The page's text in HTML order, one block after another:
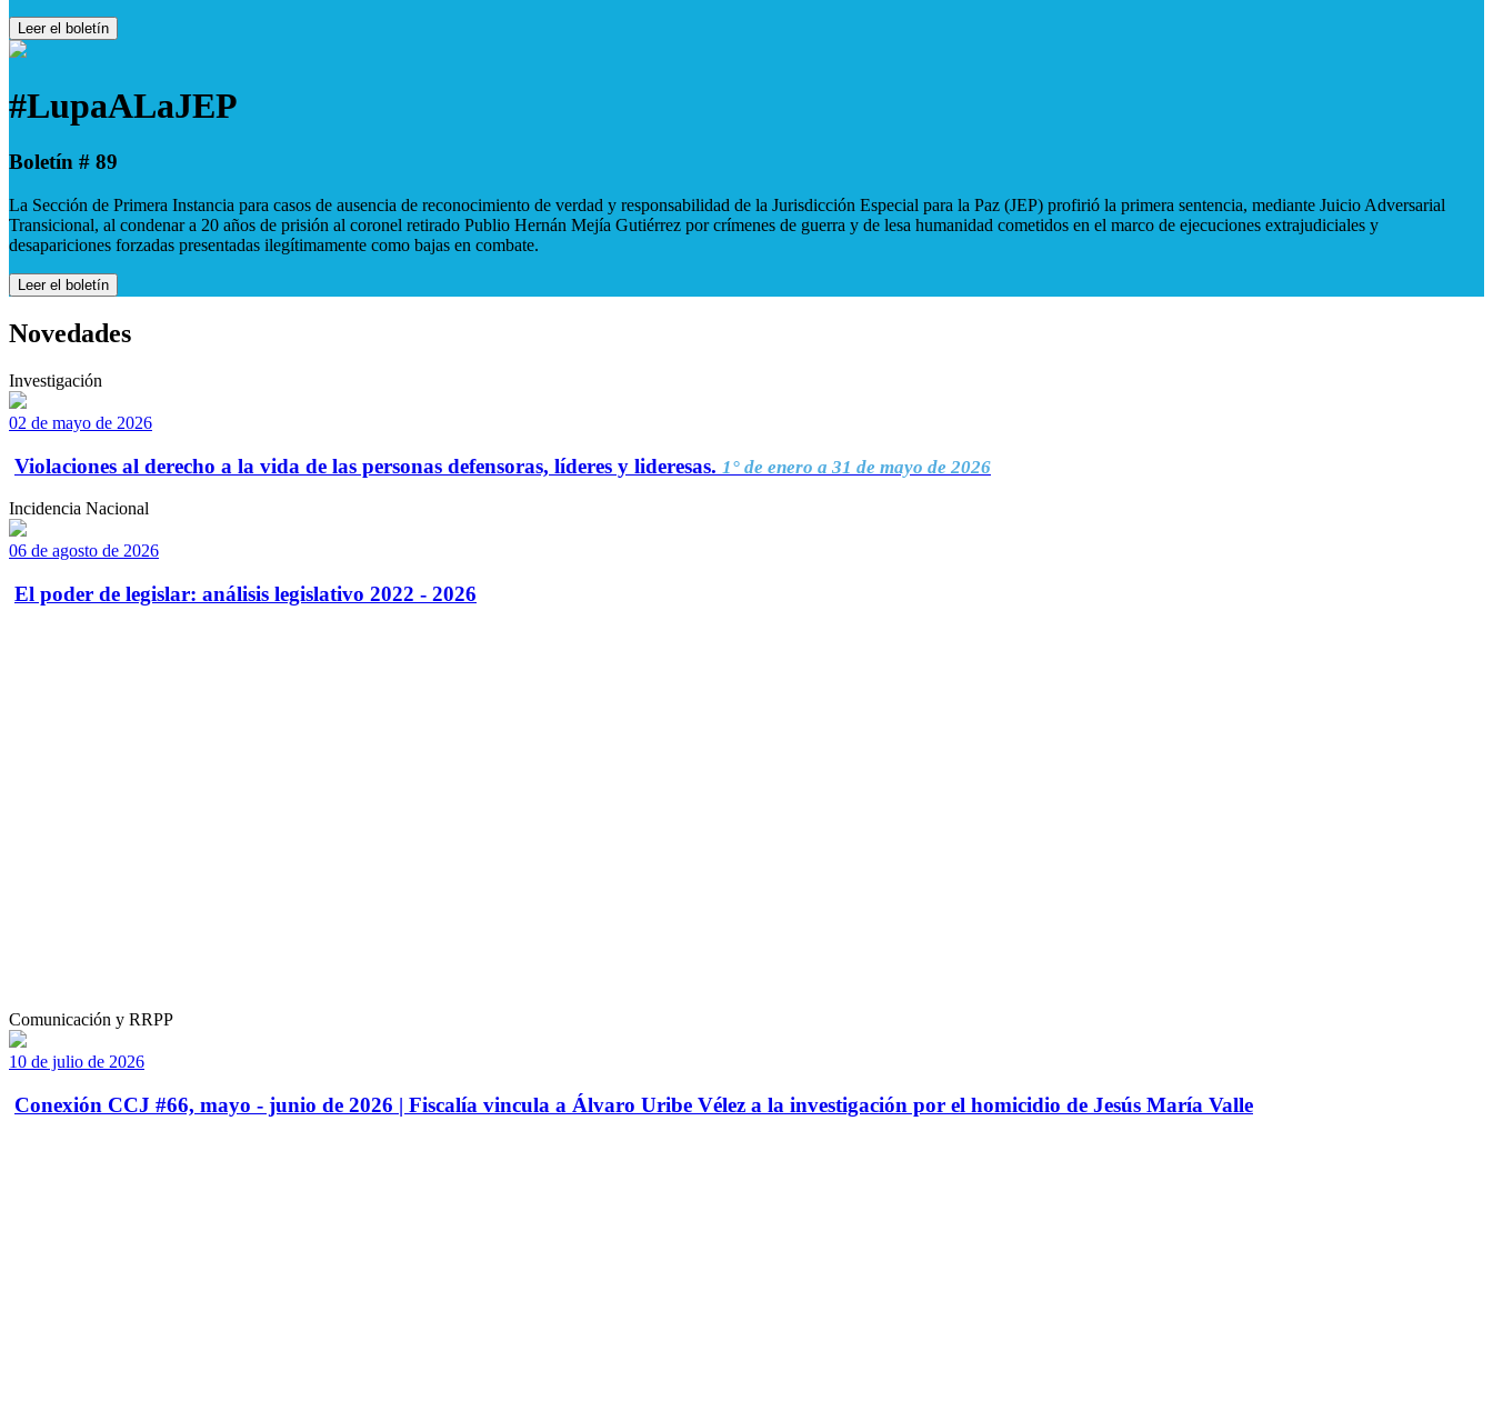
Leer el boletín
#LupaALaJEP
Boletín # 89
La Sección de Primera Instancia para casos de ausencia de reconocimiento de verdad y responsabilidad de la Jurisdicción Especial para la Paz (JEP) profirió la primera sentencia, mediante Juicio Adversarial
Transicional, al condenar a 20 años de prisión al coronel retirado Publio Hernán Mejía Gutiérrez por crímenes de guerra y de lesa humanidad cometidos en el marco de ejecuciones extrajudiciales y
desapariciones forzadas presentadas ilegítimamente como bajas en combate.
Leer el boletín
Novedades
Investigación
02 de mayo de 2026
Violaciones al derecho a la vida de las personas defensoras, líderes y lideresas. 1° de enero a 31 de mayo de 2026
Incidencia Nacional
06 de agosto de 2026
El poder de legislar: análisis legislativo 2022 - 2026
Comunicación y RRPP
10 de julio de 2026
Conexión CCJ #66, mayo - junio de 2026 | Fiscalía vincula a Álvaro Uribe Vélez a la investigación por el homicidio de Jesús María Valle